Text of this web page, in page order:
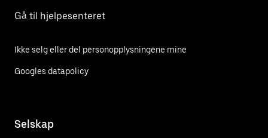
Gå til hjelpesenteret
Ikke selg eller del personopplysningene mine
Googles datapolicy
Selskap